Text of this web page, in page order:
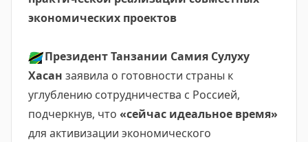
экономических проектов
🇹🇿 Президент Танзании Самия Сулуху
Хасан заявила о готовности страны к
углублению сотрудничества с Россией,
подчеркнув, что «сейчас идеальное время»
для активизации экономического